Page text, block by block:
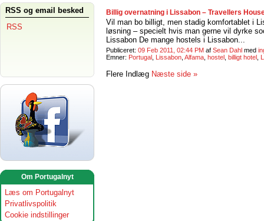
RSS og email besked
RSS
Om Portugalnyt
Læs om Portugalnyt
Privatlivspolitik
Cookie indstillinger
Billig overnatning i Lissabon – Travellers
Vil man bo billigt, men stadig komfortablet i
løsning – specielt hvis man gerne vil dyrke
Lissabon De mange hostels i Lissabon...
Publiceret: 09 Feb 2011, 02:44 PM af Sean Dahl med
Emner: Portugal Lissabon Alfama hostel billigt hotel
Flere Indlæg Næste side »